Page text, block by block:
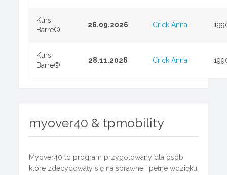
Kurs
Barre®
26.09.2026 Crick Anna
Kurs
Barre®
28.11.2026 Crick Anna
myover40 & tpmobility
Myover40 to program przygotowany dla osób,
które zdecydowały się na sprawne i pełne wdzięku